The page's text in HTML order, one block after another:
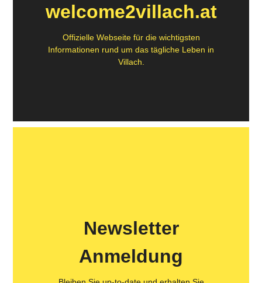
welcome2villach.at
Offizielle Webseite für die wichtigsten
Informationen rund um das tägliche Leben in
Villach.
Newsletter
Anmeldung